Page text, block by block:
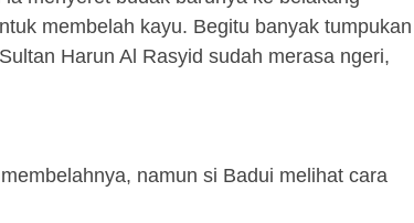
membelah kayu. Begitu banyak tumpukan
Harun Al Rasyid sudah merasa ngeri,
namun si Badui melihat cara